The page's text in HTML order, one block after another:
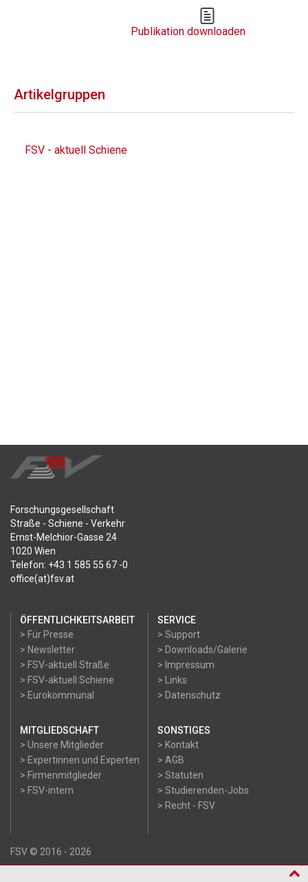
Publikation downloaden
Artikelgruppen
FSV - aktuell Schiene
Forschungsgesellschaft
Straße - Schiene - Verkehr
Ernst-Melchior-Gasse 24
1020 Wien
Telefon: +43 1 585 55 67 -0
office(at)fsv.at
ÖFFENTLICHKEITSARBEIT
> Für Presse
> Newsletter
> FSV-aktuell Straße
> FSV-aktuell Schiene
> Eurokommunal
SERVICE
> Support
> Downloads/Galerie
> Impressum
> Links
> Datenschutz
MITGLIEDSCHAFT
> Unsere Mitglieder
> Expertinnen und Experten
> Firmenmitglieder
> FSV-intern
SONSTIGES
> Kontakt
> AGB
> Statuten
> Studierenden-Jobs
> Recht - FSV
FSV © 2016 - 2026